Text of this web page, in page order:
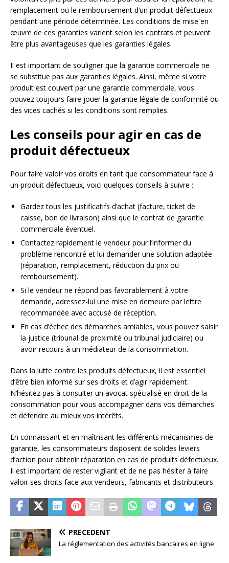
remplacement ou le remboursement d’un produit défectueux
pendant une période déterminée. Les conditions de mise en
œuvre de ces garanties varient selon les contrats et peuvent
être plus avantageuses que les garanties légales.
Il est important de souligner que la garantie commerciale ne
se substitue pas aux garanties légales. Ainsi, même si votre
produit est couvert par une garantie commerciale, vous
pouvez toujours faire jouer la garantie légale de conformité ou
des vices cachés si les conditions sont remplies.
Les conseils pour agir en cas de
produit défectueux
Pour faire valoir vos droits en tant que consommateur face à
un produit défectueux, voici quelques conseils à suivre :
Gardez tous les justificatifs d’achat (facture, ticket de
caisse, bon de livraison) ainsi que le contrat de garantie
commerciale éventuel.
Contactez rapidement le vendeur pour l’informer du
problème rencontré et lui demander une solution adaptée
(réparation, remplacement, réduction du prix ou
remboursement).
Si le vendeur ne répond pas favorablement à votre
demande, adressez-lui une mise en demeure par lettre
recommandée avec accusé de réception.
En cas d’échec des démarches amiables, vous pouvez saisir
la justice (tribunal de proximité ou tribunal judiciaire) ou
avoir recours à un médiateur de la consommation.
Dans la lutte contre les produits défectueux, il est essentiel
d’être bien informé sur ses droits et d’agir rapidement.
N’hésitez pas à consulter un avocat spécialisé en droit de la
consommation pour vous accompagner dans vos démarches
et défendre au mieux vos intérêts.
En connaissant et en maîtrisant les différents mécanismes de
garantie, les consommateurs disposent de solides leviers
d’action pour obtenir réparation en cas de produits défectueux.
Il est important de rester vigilant et de ne pas hésiter à faire
valoir ses droits face aux vendeurs, fabricants et distributeurs.
PRÉCÉDENT
La réglementation des activités bancaires en ligne